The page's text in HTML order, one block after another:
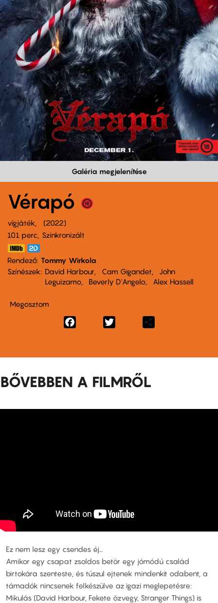
Galéria megjelenítése
Vérapó
vígjáték
2022
101 perc,
Szinkronizált
Rendező Tommy Wirkola
Színészek
David Harbour Cam Gigandet
John
Leguizamo
Beverly D'Angelo Alex Hassell
Megosztom
Facebook
BŐVEBBEN A FILMRŐL
Ez nem lesz egy csendes éj…
Amikor egy csapat zsoldos betör egy jómódú család
birtokára szenteste, és túszul ejtenek mindenkit odabent, a
támadók nincsenek felkészülve az igazi meglepetésre:
Mikulás (David Harbour, Fekete özvegy, Stranger Things) is